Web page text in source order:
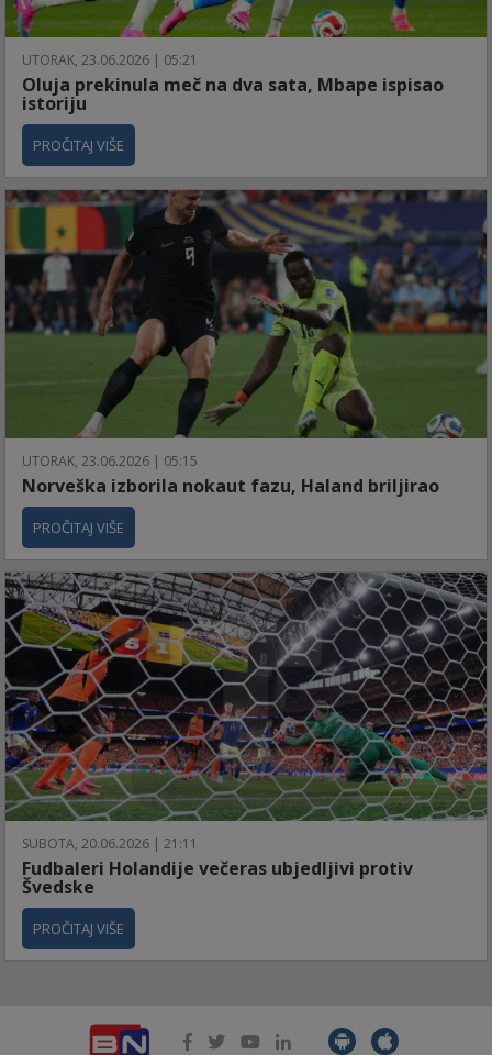
UTORAK, 23.06.2026 | 05:21
Oluja prekinula meč na dva sata, Mbape ispisao
istoriju
PROČITAJ VIŠE
UTORAK, 23.06.2026 | 05:15
Norveška izborila nokaut fazu, Haland briljirao
PROČITAJ VIŠE
SUBOTA, 20.06.2026 | 21:11
Fudbaleri Holandije večeras ubjedljivi protiv
Švedske
PROČITAJ VIŠE